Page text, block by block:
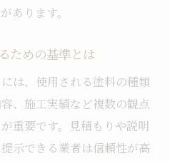
あります。
ための基準とは
は、使用される塗料の種類
、施工実績など複数の観点
重要です。見積もりや説明
示できる業者は信頼性が高